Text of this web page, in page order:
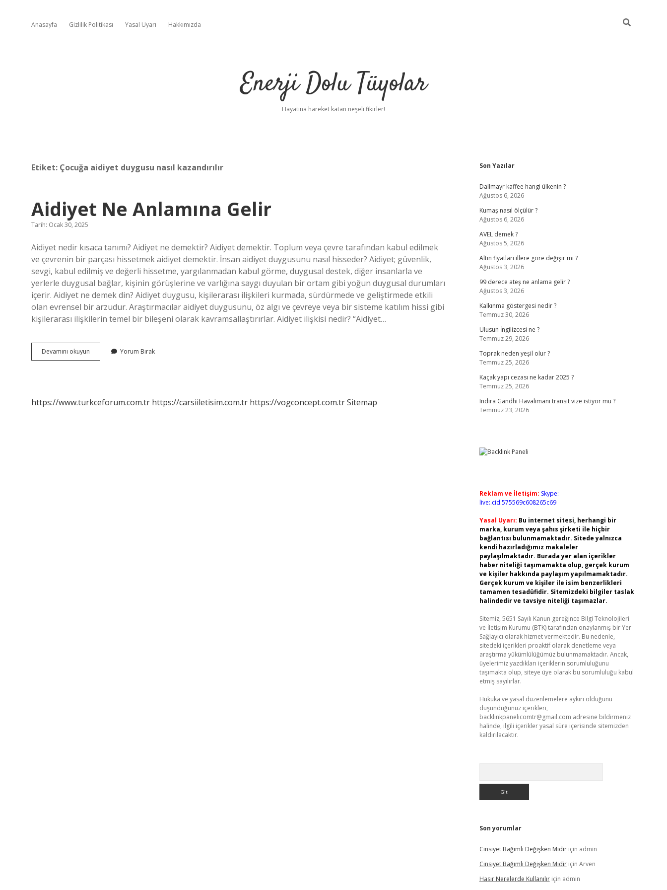
Anasayfa Gizlilik Politikası Yasal Uyarı Hakkımızda
Enerji Dolu Tüyolar
Hayatına hareket katan neşeli fikirler!
Etiket: Çocuğa aidiyet duygusu nasıl kazandırılır
Aidiyet Ne Anlamına Gelir
Tarih: Ocak 30, 2025
Aidiyet nedir kısaca tanımı? Aidiyet ne demektir? Aidiyet demektir. Toplum veya çevre tarafından kabul edilmek
ve çevrenin bir parçası hissetmek aidiyet demektir. İnsan aidiyet duygusunu nasıl hisseder? Aidiyet; güvenlik,
sevgi, kabul edilmiş ve değerli hissetme, yargılanmadan kabul görme, duygusal destek, diğer insanlarla ve
yerlerle duygusal bağlar, kişinin görüşlerine ve varlığına saygı duyulan bir ortam gibi yoğun duygusal durumları
içerir. Aidiyet ne demek din? Aidiyet duygusu, kişilerarası ilişkileri kurmada, sürdürmede ve geliştirmede etkili
olan evrensel bir arzudur. Araştırmacılar aidiyet duygusunu, öz algı ve çevreye veya bir sisteme katılım hissi gibi
kişilerarası ilişkilerin temel bir bileşeni olarak kavramsallaştırırlar. Aidiyet ilişkisi nedir? “Aidiyet…
Devamını okuyun
Ne
Yorum Bırak
https://www.turkceforum.com.tr https://carsiiletisim.com.tr https://vogconcept.com.trSitemap
Sidebar
Son Yazılar
Dallmayr kaffee hangi ülkenin ?
Ağustos 6, 2026
Kumaş nasıl ölçülür ?
Ağustos 6, 2026
AVEL demek ?
Ağustos 5, 2026
Altın fiyatları illere göre değişir mi ?
Ağustos 3, 2026
99 derece ateş ne anlama gelir ?
Ağustos 3, 2026
Kalkınma göstergesi nedir ?
Temmuz 30, 2026
Ulusun İngilizcesi ne ?
Temmuz 29, 2026
Toprak neden yeşil olur ?
Temmuz 25, 2026
Kaçak yapı cezası ne kadar 2025 ?
Temmuz 25, 2026
Indira Gandhi Havalimanı transit vize istiyor mu ?
Temmuz 23, 2026
Reklam ve İletişim: Skype:
live:.cid.575569c608265c69
Yasal Uyarı: Bu internet sitesi, herhangi bir
marka, kurum veya şahıs şirketi ile hiçbir
bağlantısı bulunmamaktadır. Sitede yalnızca
kendi hazırladığımız makaleler
paylaşılmaktadır. Burada yer alan içerikler
haber niteliği taşımamakta olup, gerçek kurum
ve kişiler hakkında paylaşım yapılmamaktadır.
Gerçek kurum ve kişiler ile isim benzerlikleri
tamamen tesadüfidir. Sitemizdeki bilgiler taslak
halindedir ve tavsiye niteliği taşımazlar.
Sitemiz, 5651 Sayılı Kanun gereğince Bilgi Teknolojileri
ve İletişim Kurumu (BTK) tarafından onaylanmış bir Yer
Sağlayıcı olarak hizmet vermektedir. Bu nedenle,
sitedeki içerikleri proaktif olarak denetleme veya
araştırma yükümlülüğümüz bulunmamaktadır. Ancak,
üyelerimiz yazdıkları içeriklerin sorumluluğunu
taşımakta olup, siteye üye olarak bu sorumluluğu kabul
etmiş sayılırlar.
Hukuka ve yasal düzenlemelere aykırı olduğunu
düşündüğünüz içerikleri,
backlinkpanelicomtr@gmail.com adresine bildirmeniz
halinde, ilgili içerikler yasal süre içerisinde sitemizden
kaldırılacaktır.
Son yorumlar
Cinsiyet Bağımlı Değişken Midiriçin admin
Cinsiyet Bağımlı Değişken Midiriçin Arven
Hasır Nerelerde Kullanılıriçin admin